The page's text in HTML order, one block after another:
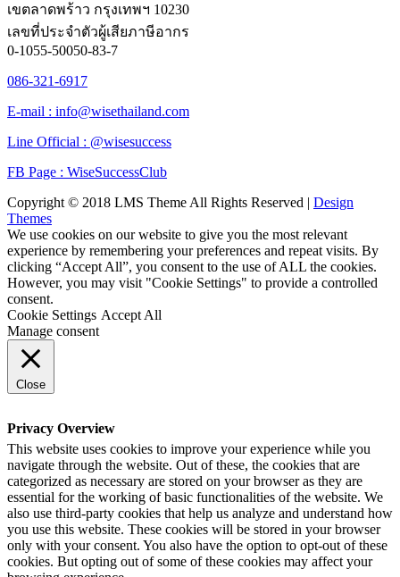
เขตลาดพร้าว กรุงเทพฯ 10230
เลขที่ประจำตัวผู้เสียภาษีอากร
0-1055-50050-83-7
086-321-6917
E-mail : info@wisethailand.com
Line Official : @wisesuccess
FB Page : WiseSuccessClub
Copyright © 2018 LMS Theme All Rights Reserved | Design
Themes
We use cookies on our website to give you the most relevant
experience by remembering your preferences and repeat visits. By
clicking “Accept All”, you consent to the use of ALL the cookies.
However, you may visit "Cookie Settings" to provide a controlled
consent.
Cookie Settings Accept All
Manage consent
Close
Privacy Overview
This website uses cookies to improve your experience while you
navigate through the website. Out of these, the cookies that are
categorized as necessary are stored on your browser as they are
essential for the working of basic functionalities of the website. We
also use third-party cookies that help us analyze and understand how
you use this website. These cookies will be stored in your browser
only with your consent. You also have the option to opt-out of these
cookies. But opting out of some of these cookies may affect your